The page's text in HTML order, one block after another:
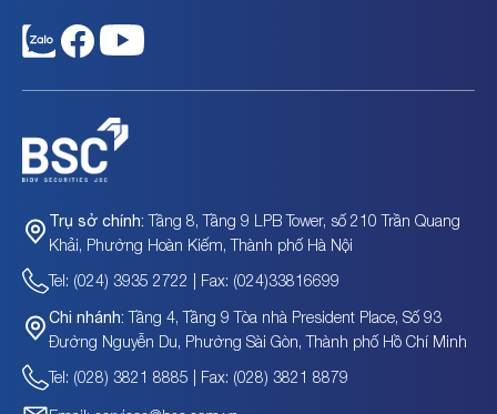
Trụ sở chính: Tầng 8, Tầng 9 LPB Tower, số 210 Trần Quang
Khải, Phường Hoàn Kiếm, Thành phố Hà Nội
Tel: (024) 3935 2722 | Fax: (024)33816699
Chi nhánh: Tầng 4, Tầng 9 Tòa nhà President Place, Số 93
Đường Nguyễn Du, Phường Sài Gòn, Thành phố Hồ Chí Minh
Tel: (028) 3821 8885 | Fax: (028) 3821 8879